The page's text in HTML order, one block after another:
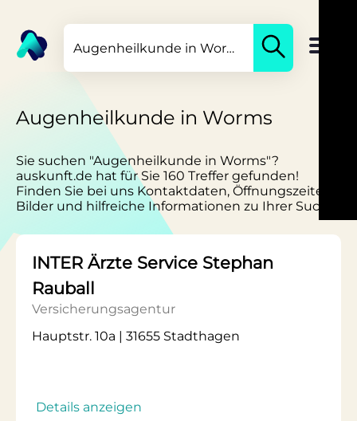
Augenheilkunde in Worms
Sie suchen "Augenheilkunde in Worms"?
auskunft.de hat für Sie 160 Treffer gefunden!
Finden Sie bei uns Kontaktdaten, Öffnungszeiten,
Bilder und hilfreiche Informationen zu Ihrer Suche.
INTER Ärzte Service Stephan
Rauball
Versicherungsagentur
Hauptstr. 10a | 31655 Stadthagen
Details anzeigen